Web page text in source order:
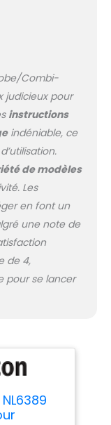
Combi-
judicieux pour
instructions
indéniable, ce
de modèles
Les
en font un
une note de
de 4,
pour se lancer